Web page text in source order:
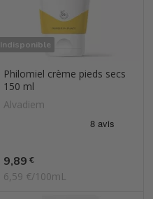
Indisponible
Philomiel crème pieds secs
150 ml
Alvadiem
Prix
9,89 €
6,59 €/100mL